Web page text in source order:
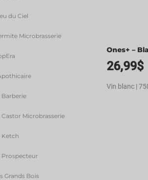
du Ciel
Microbrasserie
Barberie
Castor Microbrasserie
Ketch
Prospecteur
Grands Bois
Ones+ –
26,99$
Vin blanc |